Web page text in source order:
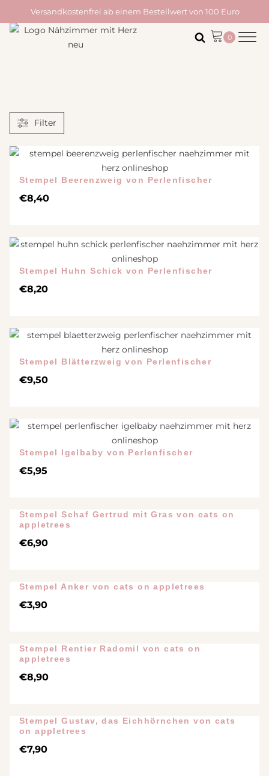
Versandkostenfrei ab einem Bestellwert von 100 Euro
Filter
Stempel Beerenzweig von Perlenfischer
€8,40
Stempel Huhn Schick von Perlenfischer
€8,20
Stempel Blätterzweig von Perlenfischer
€9,50
Stempel Igelbaby von Perlenfischer
€5,95
Stempel Schaf Gertrud mit Gras von cats on
appletrees
€6,90
Stempel Anker von cats on appletrees
€3,90
Stempel Rentier Radomil von cats on
appletrees
€8,90
Stempel Gustav, das Eichhörnchen von cats
on appletrees
€7,90